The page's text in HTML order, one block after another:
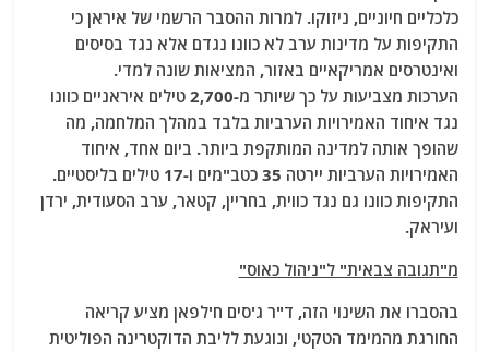
כלכליים חיוניים, ניזוקו. למרות ההסבר הרשמי של איראן כי
התקיפות על מדינות ערב לא כוונו נגדם אלא נגד בסיסים
ואינטרסים אמריקאיים באזור, המציאות שונה למדי.
הערכות מצביעות על כך שיותר מ-2,700 טילים איראניים כוונו
נגד איחוד האמירויות הערביות בלבד במהלך המלחמה, מה
שהופך אותה למדינה המותקפת ביותר. ביום אחד, איחוד
האמירויות הערביות יירטה 35 כטב"מים ו-17 טילים בליסטיים.
התקיפות כוונו גם נגד כווית, בחריין, קטאר, ערב הסעודית, ירדן
ועיראק.
מ"תגובה צבאית" ל"ניהול כאוס"
בהסברו את השינוי הזה, ד"ר ג'סים ח'לפאן מציע קריאה
החורגת מהמימד הטקטי, ונוגעת לליבת הדוקטרינה הפוליטית